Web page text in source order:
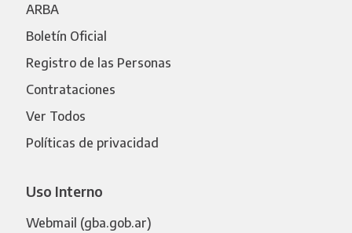
ARBA
Boletín Oficial
Registro de las Personas
Contrataciones
Ver Todos
Políticas de privacidad
Uso Interno
Webmail (gba.gob.ar)